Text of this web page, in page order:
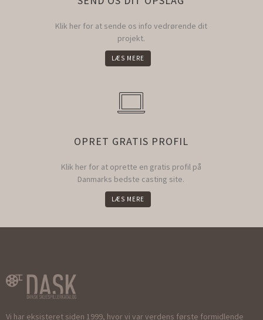
Klik her for at sende os info vedrørende dit
projekt.
LÆS MERE
OPRET GRATIS PROFIL
Klik her for at oprette en gratis profil på
Danmarks bedste casting site.
LÆS MERE
Vi har eksisteret siden 1999, hvor vi var verdens første formidlende